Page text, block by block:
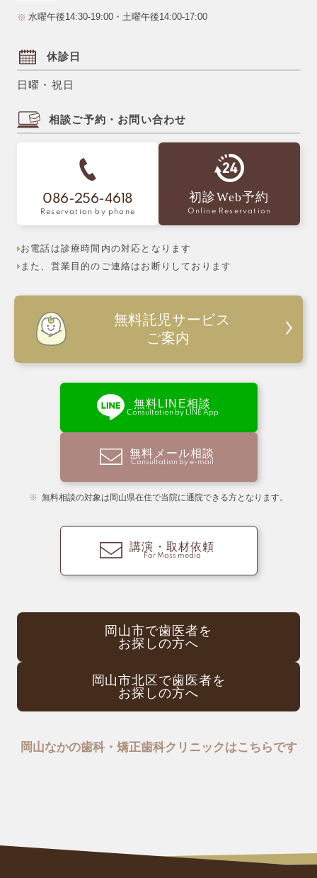
水曜午後14:30-19:00・土曜午後14:00-17:00
休診日
日曜・祝日
相談ご予約・お問い合わせ
086-256-4618
Reservation by phone
初診Web予約
Online Reservation
お電話は診療時間内の対応となります
また、営業目的のご連絡はお断りしております
無料託児サービス
ご案内
無料LINE相談
Consultation by LINE App
無料メール相談
Consultation by e-mail
無料相談の対象は岡山県在住で当院に通院できる方となります。
講演・取材依頼
For Mass media
岡山市で歯医者を
お探しの方へ
岡山市北区で歯医者を
お探しの方へ
岡山なかの歯科・矯正歯科クリニックはこちらです